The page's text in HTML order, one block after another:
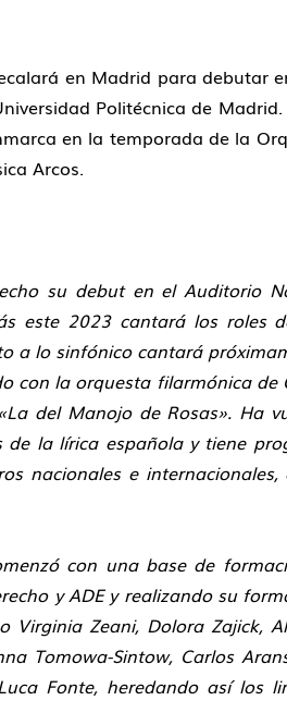
en Madrid para debutar
Politécnica de
en la temporada de la
Arcos.
su debut en el Auditorio
este 2023 cantará los roles
a lo sinfónico cantará
con la orquesta filarmónica
del Manojo de Rosas». Ha
la lírica española y tiene
nacionales e
con una base de
y ADE y realizando su
Zeani, Dolora Zajick,
Tomowa-Sintow, Carlos
Fonte, heredando así los